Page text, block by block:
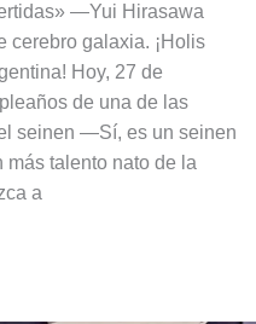
—Yui Hirasawa
cerebro galaxia. ¡Holis
Hoy, 27 de
de una de las
seinen —Sí, es un seinen
talento nato de la
a